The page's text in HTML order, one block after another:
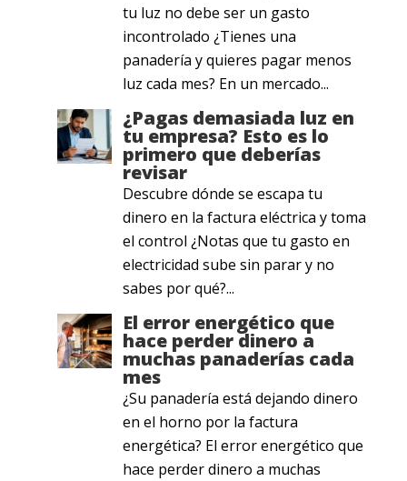
tu luz no debe ser un gasto
incontrolado ¿Tienes una
panadería y quieres pagar menos
luz cada mes? En un mercado...
¿Pagas demasiada luz en
tu empresa? Esto es lo
primero que deberías
revisar
Descubre dónde se escapa tu
dinero en la factura eléctrica y toma
el control ¿Notas que tu gasto en
electricidad sube sin parar y no
sabes por qué?...
El error energético que
hace perder dinero a
muchas panaderías cada
mes
¿Su panadería está dejando dinero
en el horno por la factura
energética? El error energético que
hace perder dinero a muchas